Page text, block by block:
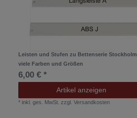
Leisten und Stufen zu Bettenserie Stockholm
viele Farben und Größen
6,00 € *
Artikel anzeigen
* inkl. ges. MwSt. zzgl.Versandkosten